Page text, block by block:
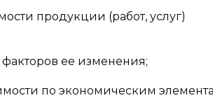
продукции (работ, услуг)
ее изменения;
по экономическим